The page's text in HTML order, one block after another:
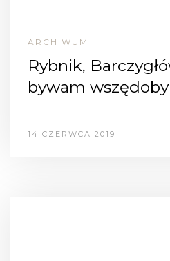
ARCHIWUM
Rybnik,
bywam
14 CZERWCA 2019